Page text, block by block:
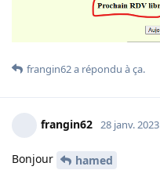
frangin62a répondu à ça.
frangin62 28 janv. 2023
Bonjour
hamed